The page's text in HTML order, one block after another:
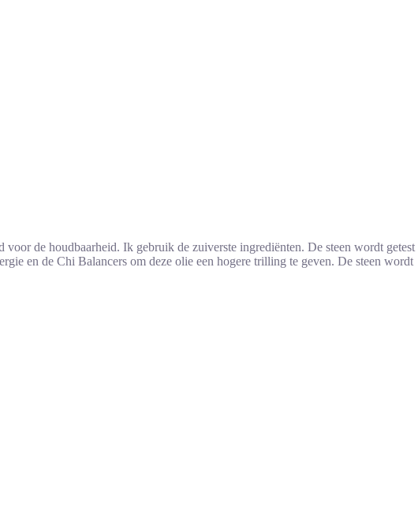
de houdbaarheid. Ik gebruik de zuiverste ingrediënten. De steen wordt getest
en de Chi Balancers om deze olie een hogere trilling te geven. De steen wordt